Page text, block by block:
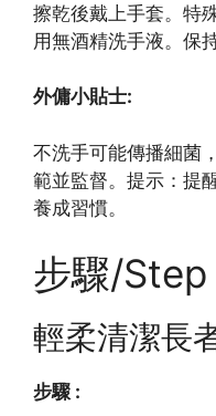
擦乾後戴上手套。特
用無酒精洗手液。保
外傭小貼士:
不洗手可能傳播細菌
範並監督。提示：提
養成習慣。
步驟/Step
輕柔清潔長
步驟 :